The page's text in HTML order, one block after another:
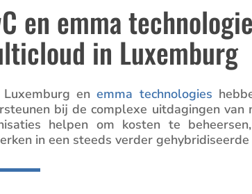
en emma
in Luxemburg
Luxem­burg enemma techno­lo­gies
bij de complexe uitda­gingen
helpen om kosten te
in een steeds verder